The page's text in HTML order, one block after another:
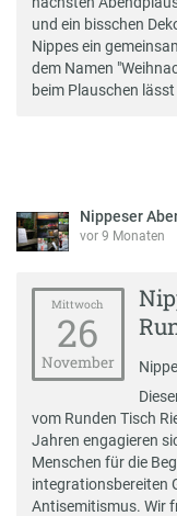
und ein bisschen
Nippes ein
dem Namen
beim Plauschen
Nippeser
vor 9 Monaten
Mittwoch
26
November
vom Runden Tisch
Jahren engagieren
Menschen für die
integrationsbereiten
Antisemitismus. Wir